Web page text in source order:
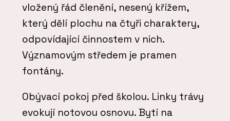
vložený řád členění, nesený křížem,
který dělí plochu na čtyři charaktery,
odpovídající činnostem v nich.
Významovým středem je pramen
fontány.
Obývací pokoj před školou. Linky trávy
evokují notovou osnovu. Bytí na